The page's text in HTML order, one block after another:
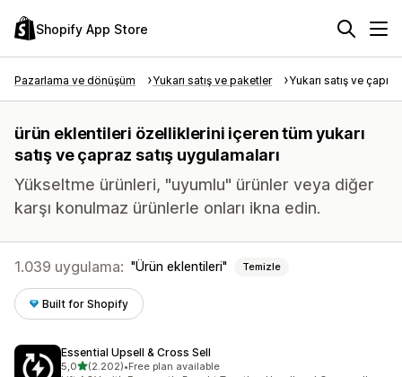
Shopify App Store
Pazarlama ve dönüşüm Yukarı satış ve paketler Yukarı satış ve
ürün eklentileri özelliklerini içeren tüm yukarı
satış ve çapraz satış uygulamaları
Yükseltme ürünleri, "uyumlu" ürünler veya diğer
karşı konulmaz ürünlerle onları ikna edin.
1.039 uygulama: Ürün eklentileri Temizle
Built for Shopify
Essential Upsell & Cross Sell
5,05 yıldız üzerinden
(2.202)
toplam 2202 değerlendirme
•Free plan available